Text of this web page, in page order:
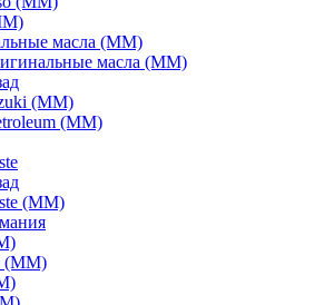
масла (ММ)
масла (ММ)
(ММ)
(ММ)
(ММ)
(ММ)